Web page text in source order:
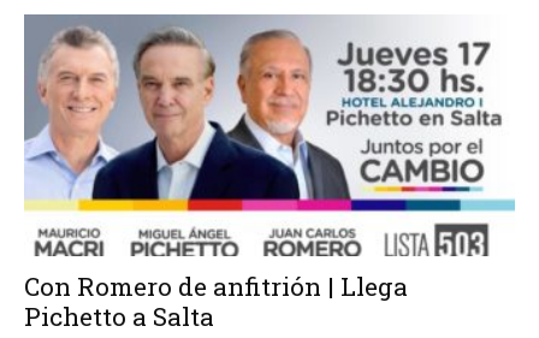
Con Romero de anfitrión | Llega
Pichetto a Salta